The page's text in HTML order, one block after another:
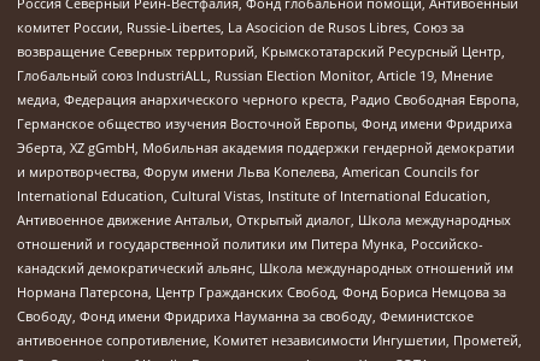
комитет России, Russie-Libertes, La Asocicion de Rusos Libres, Союз за
возвращение Северных территорий, Крымскотатарский Ресурсный Центр,
Глобальный союз IndustriALL, Russian Election Monitor, Article 19, Мнение
медиа, Федерация анархического черного креста, Радио Свободная Европа,
Германское общество изучения Восточной Европы, Фонд имени Фридриха
Эберта, XZ gGmbH, Мобильная академия поддержки гендерной демократии
и миротворчества, Форум имени Льва Копелева, American Councils for
International Education, Cultural Vistas, Institute of International Education,
Антивоенное движение Антальи, Открытый диалог, Школа международных
отношений и государственной политики им Питера Мунка, Российско-
канадский демократический альянс, Школа международных отношений им
Нормана Патерсона, Центр Гражданских Свобод, Фонд Бориса Немцова за
Свободу, Фонд имени Фридриха Науманна за свободу, Феминистское
антивоенное сопротивление, Комитет независимости Ингушетии, Прометей,